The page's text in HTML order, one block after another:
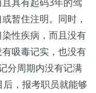
暂住注明。同时，
性疾病，而且没有
吸毒记实，也没有
分周期内没有记满
，报考职员就能够